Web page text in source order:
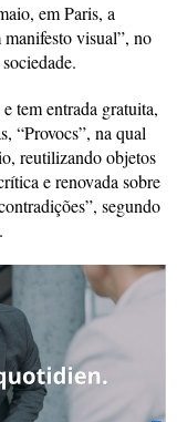
em Paris, a
visual”, no
tem entrada gratuita,
“Provocs”, na qual
reutilizando objetos
e renovada sobre
segundo